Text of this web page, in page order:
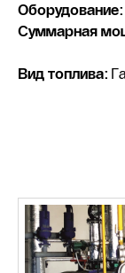
Оборудование:
Суммарная
Вид топлива: